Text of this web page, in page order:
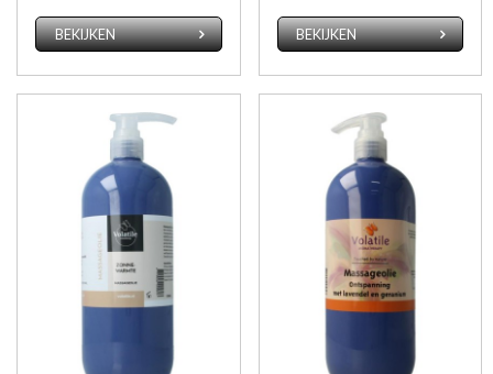
BEKIJKEN BEKIJKEN